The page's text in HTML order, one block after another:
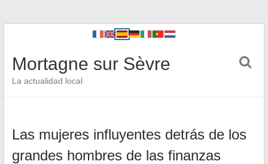
Mortagne sur Sèvre
La actualidad local
Las mujeres influyentes detrás de los
grandes hombres de las finanzas